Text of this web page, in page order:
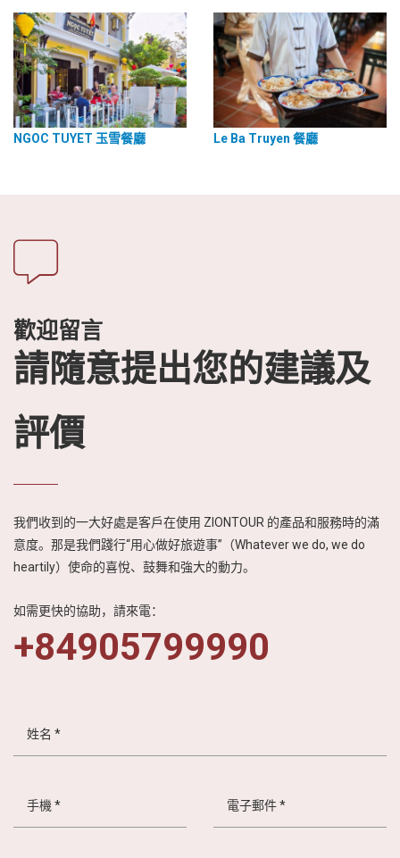
NGOC TUYET 玉雪餐廳 Le Ba Truyen 餐廳
歡迎留言
請隨意提出您的建議及
評價
我們收到的一大好處是客戶在使用 ZIONTOUR 的產品和服務時的滿
意度。那是我們踐行“用心做好旅遊事”（Whatever we do, we do
heartily）使命的喜悅、鼓舞和強大的動力。
如需更快的協助，請來電：
+84905799990